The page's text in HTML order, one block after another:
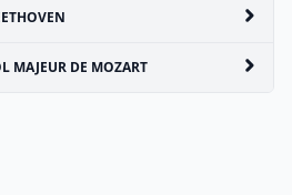
MAJEUR DE MOZART